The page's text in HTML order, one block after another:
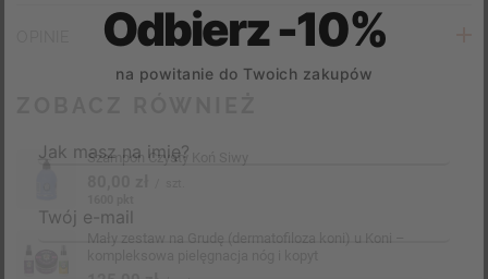
Szampon Czysty Koń Siwy
Mały zestaw na Grudę (dermatofiloza koni) u Koni –
Odbierz -10%
na powitanie do Twoich zakupów
Jak masz na imię?
Twój e-mail